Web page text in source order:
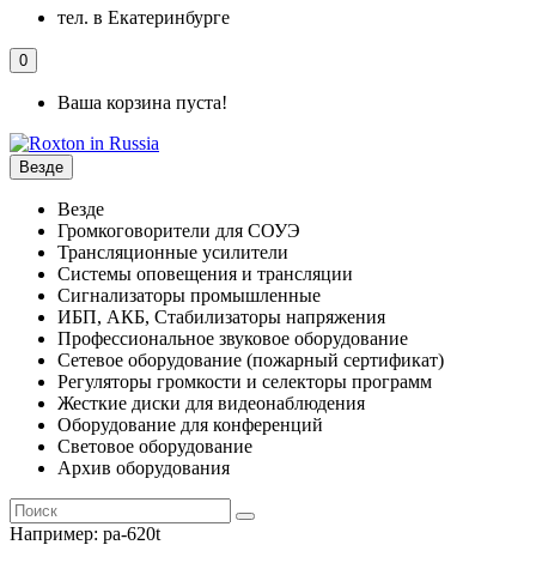
тел. в Екатеринбурге
0
Ваша корзина пуста!
Везде
Везде
Громкоговорители для СОУЭ
Трансляционные усилители
Системы оповещения и трансляции
Сигнализаторы промышленные
ИБП, АКБ, Стабилизаторы напряжения
Профессиональное звуковое оборудование
Сетевое оборудование (пожарный сертификат)
Регуляторы громкости и селекторы программ
Жесткие диски для видеонаблюдения
Оборудование для конференций
Световое оборудование
Архив оборудования
Например: pa-620t